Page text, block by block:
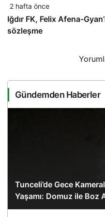
2 hafta önce
Iğdır FK, Felix Afena-
sözleşme
Gündemden Haberler
Tunceli’de Gece
Yaşamı: Domuz ile Boz